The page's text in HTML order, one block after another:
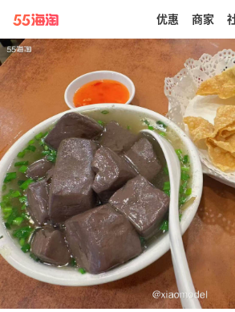
带你去官网买正品
优惠 商家